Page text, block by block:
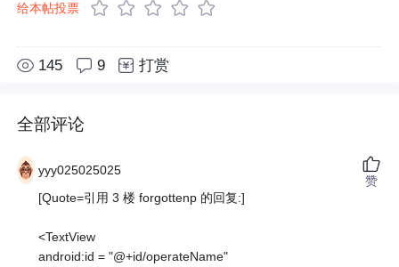
给本帖投票
145 9 打赏
全部评论
yyy025025025
[Quote=引用 3 楼 forgottenp 的回复:]
<TextView
android:id = "@+id/operateName"
赞